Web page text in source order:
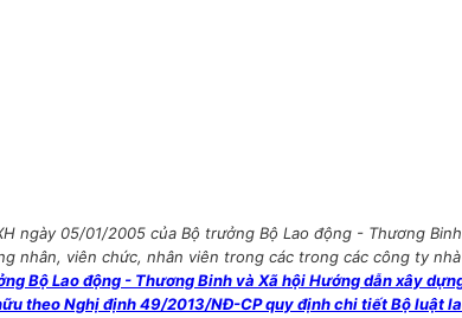
ngày 05/01/2005 của Bộ trưởng Bộ Lao động - Thương
nhân, viên chức, nhân viên trong các trong các công ty
Bộ Lao động - Thương Binh và Xã hội Hướng dẫn xây
theo Nghị định 49/2013/NĐ-CP quy định chi tiết Bộ luật